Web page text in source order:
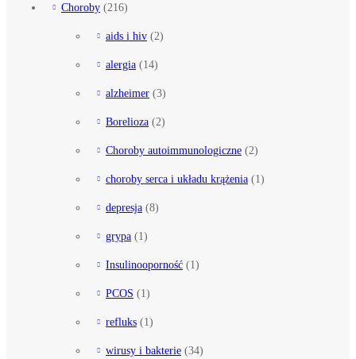
Choroby (216)
aids i hiv (2)
alergia (14)
alzheimer (3)
Borelioza (2)
Choroby autoimmunologiczne (2)
choroby serca i układu krążenia (1)
depresja (8)
grypa (1)
Insulinooporność (1)
PCOS (1)
refluks (1)
wirusy i bakterie (34)